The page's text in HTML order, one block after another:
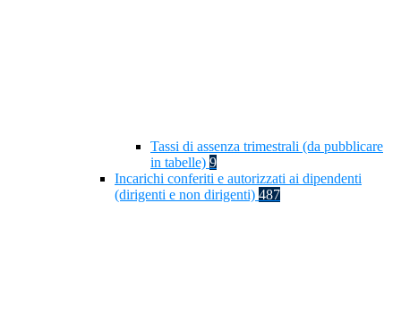
Tassi di assenza trimestrali (da pubblicare
in tabelle) 9
Incarichi conferiti e autorizzati ai dipendenti
(dirigenti e non dirigenti) 487